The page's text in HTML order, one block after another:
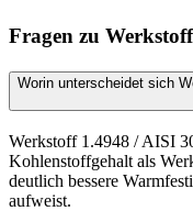
Fragen zu
Worin unterscheidet sich
Werkstoff 1.4948 / AISI
Kohlenstoffgehalt als
deutlich bessere
aufweist.